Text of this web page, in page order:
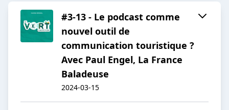
#3-13 - Le podcast comme
nouvel outil de
communication touristique ?
Avec Paul Engel, La France
Baladeuse
2024-03-15